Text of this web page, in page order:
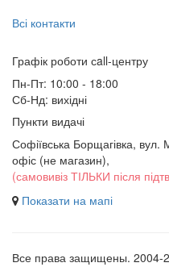
Всі контакти
Графік роботи сall-центру
Пн-Пт: 10:00 - 18:00
Сб-Нд: вихідні
Пункти видачі
Софіївська Борщагівка,
офіс (не магазин),
(самовивіз ТІЛЬКИ після
Показати на мапі
Все права защищены. 2004-